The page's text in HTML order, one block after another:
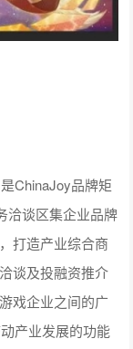
ChinaJoy品牌矩
洽谈区集企业品牌
打造产业综合商
谈及投融资推介
戏企业之间的广
产业发展的功能